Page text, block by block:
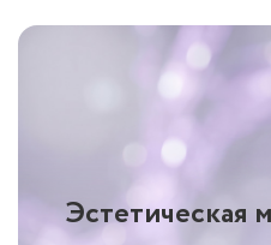
Эстетическая